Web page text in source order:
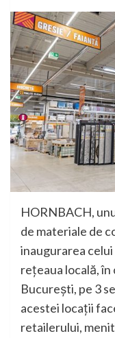
HORNBACH,
de materiale de
inaugurarea celui
rețeaua locală,
București, pe 3
acestei locații
retailerului,